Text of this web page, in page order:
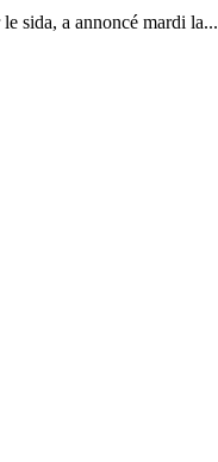
sida, a annoncé mardi la...